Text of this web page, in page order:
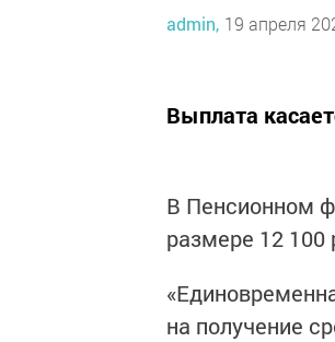
admin, 19 апреля
Выплата
В Пенсионном
размере 12 100
на получение